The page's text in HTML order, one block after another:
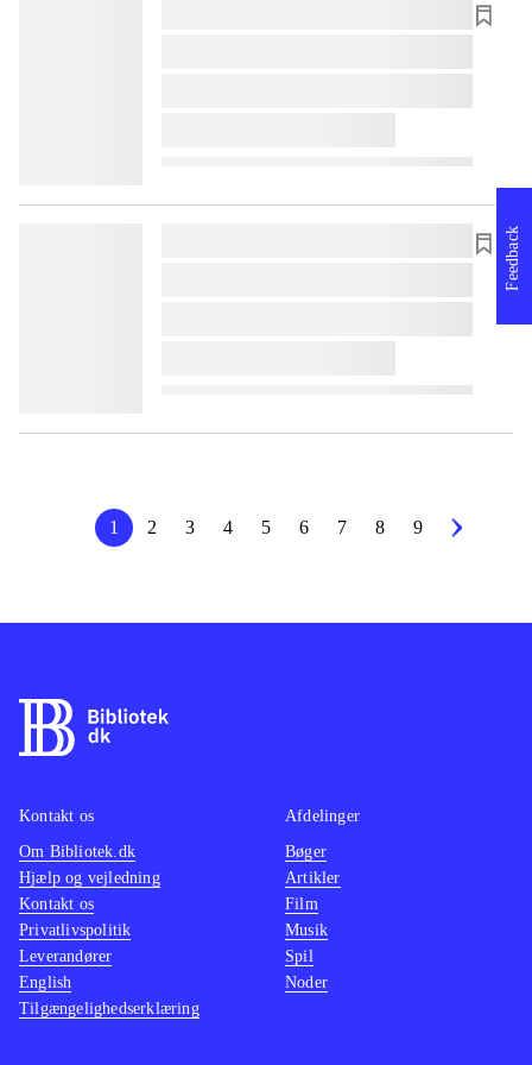
lorem ipsum dolor sit amet ...
lorem ipsum dolor sit amet ...
lorem ipsum dolor sit amet ...
lorem ipsum dolor sit amet ...
1 2 3 4 5 6 7 8 9
Feedback
Kontakt os
Om Bibliotek.dk
Hjælp og vejledning
Kontakt os
Privatlivspolitik
Leverandører
English
Tilgængelighedserklæring
Afdelinger
Bøger
Artikler
Film
Musik
Spil
Noder